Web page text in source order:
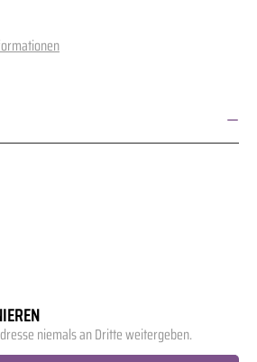
niemals an Dritte weitergeben.